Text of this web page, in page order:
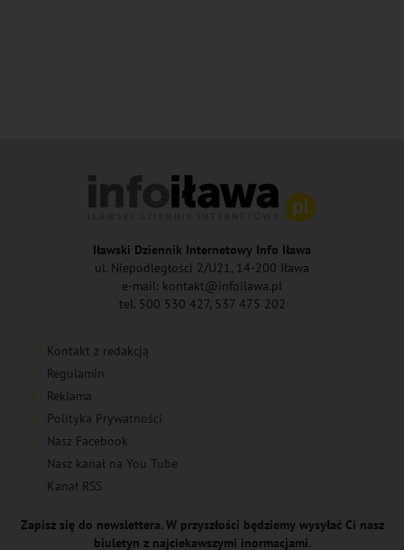
Iławski Dziennik Internetowy Info Iława
ul. Niepodległości 2/U21, 14-200 Iława
e-mail: kontakt@infoilawa.pl
tel. 500 530 427, 537 475 202
Kontakt z redakcją
Regulamin
Reklama
Polityka Prywatności
Nasz Facebook
Nasz kanał na You Tube
Kanał RSS
Zapisz się do newslettera. W przyszłości będziemy wysyłać Ci nasz
biuletyn z najciekawszymi inormacjami.